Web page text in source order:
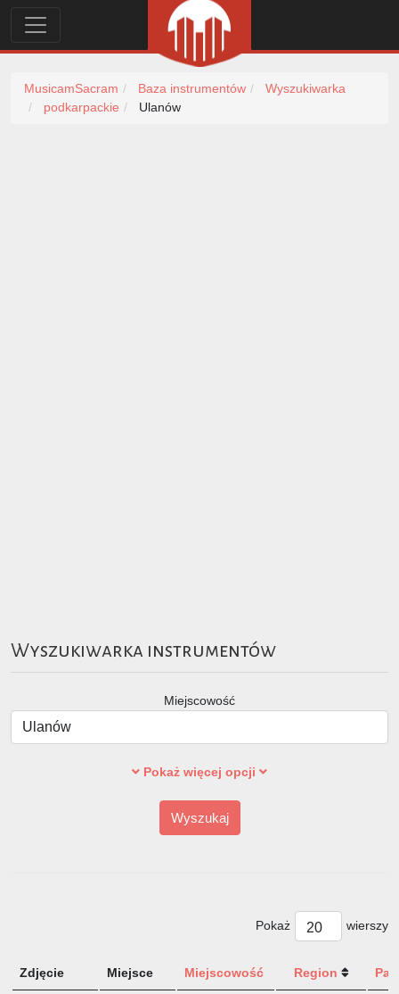
MusicamSacram Baza instrumentów
Wyszukiwarka
podkarpackie
Ulanów
Wyszukiwarka instrumentów
Miejscowość
Pokaż więcej opcji
Wyszukaj
Pokaż wierszy
Zdjęcie Miejsce Miejscowość Region